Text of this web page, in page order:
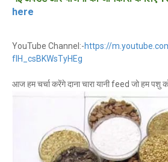
here
YouTube Channel:-https://
fIH_csBKWsTyHEg
आज हम चर्चा करेंगे दाना चारा यानी feed जो हम पशु